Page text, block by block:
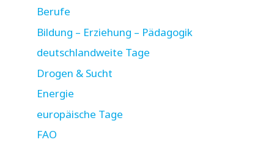
Berufe
Bildung – Erziehung – Pädagogik
deutschlandweite Tage
Drogen & Sucht
Energie
europäische Tage
FAO